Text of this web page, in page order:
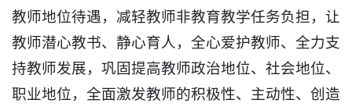
教师地位待遇，减轻教师非教育教学任务负担，让
教师潜心教书、静心育人，全心爱护教师、全力支
持教师发展，巩固提高教师政治地位、社会地位、
职业地位，全面激发教师的积极性、主动性、创造